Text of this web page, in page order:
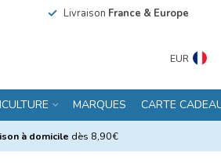
Livraison France & Europe
EUR
MARQUES CARTE
à domicile dès 8,90€